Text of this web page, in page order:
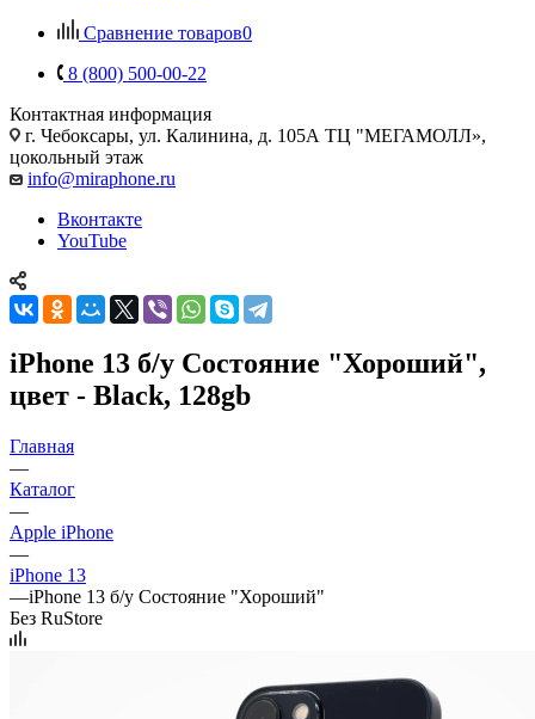
Сравнение товаров0
8 (800) 500-00-22
Контактная информация
г. Чебоксары, ул. Калинина, д. 105А ТЦ "МЕГАМОЛЛ»,
цокольный этаж
info@miraphone.ru
Вконтакте
YouTube
iPhone 13 б/у Состояние "Хороший",
цвет - Black, 128gb
Главная
—
Каталог
—
Apple iPhone
—
iPhone 13
—iPhone 13 б/у Состояние "Хороший"
Без RuStore